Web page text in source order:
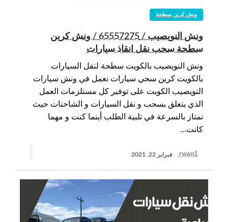
ونش كرين سطحة
ونش النويصيب / 65557275 / ونش كرين
سطحة سحب نقل انقاذ سيارات
ونش النويصيب بالكويت سطحة لنقل السيارات
بالكويت كرين سحي سيارات نعمل في ونش سيارات
النويصيب الكويت على توفير كل مستلزمات العمل
الذي يتعلق بسحب و نقل السيارات و الشاحنات حيث
نمتاز بالسرعة في تلبية الطلب أينما كنت و مهما
كانت…
rwan1 فبراير 22, 2021